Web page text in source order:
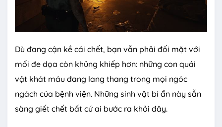
Dù đang cận kề cái chết, bạn vẫn phải đối mặt với
mối đe dọa còn khủng khiếp hơn: những con quái
vật khát máu đang lang thang trong mọi ngóc
ngách của bệnh viện. Những sinh vật bí ẩn này sẵn
sàng giết chết bất cứ ai bước ra khỏi đây.